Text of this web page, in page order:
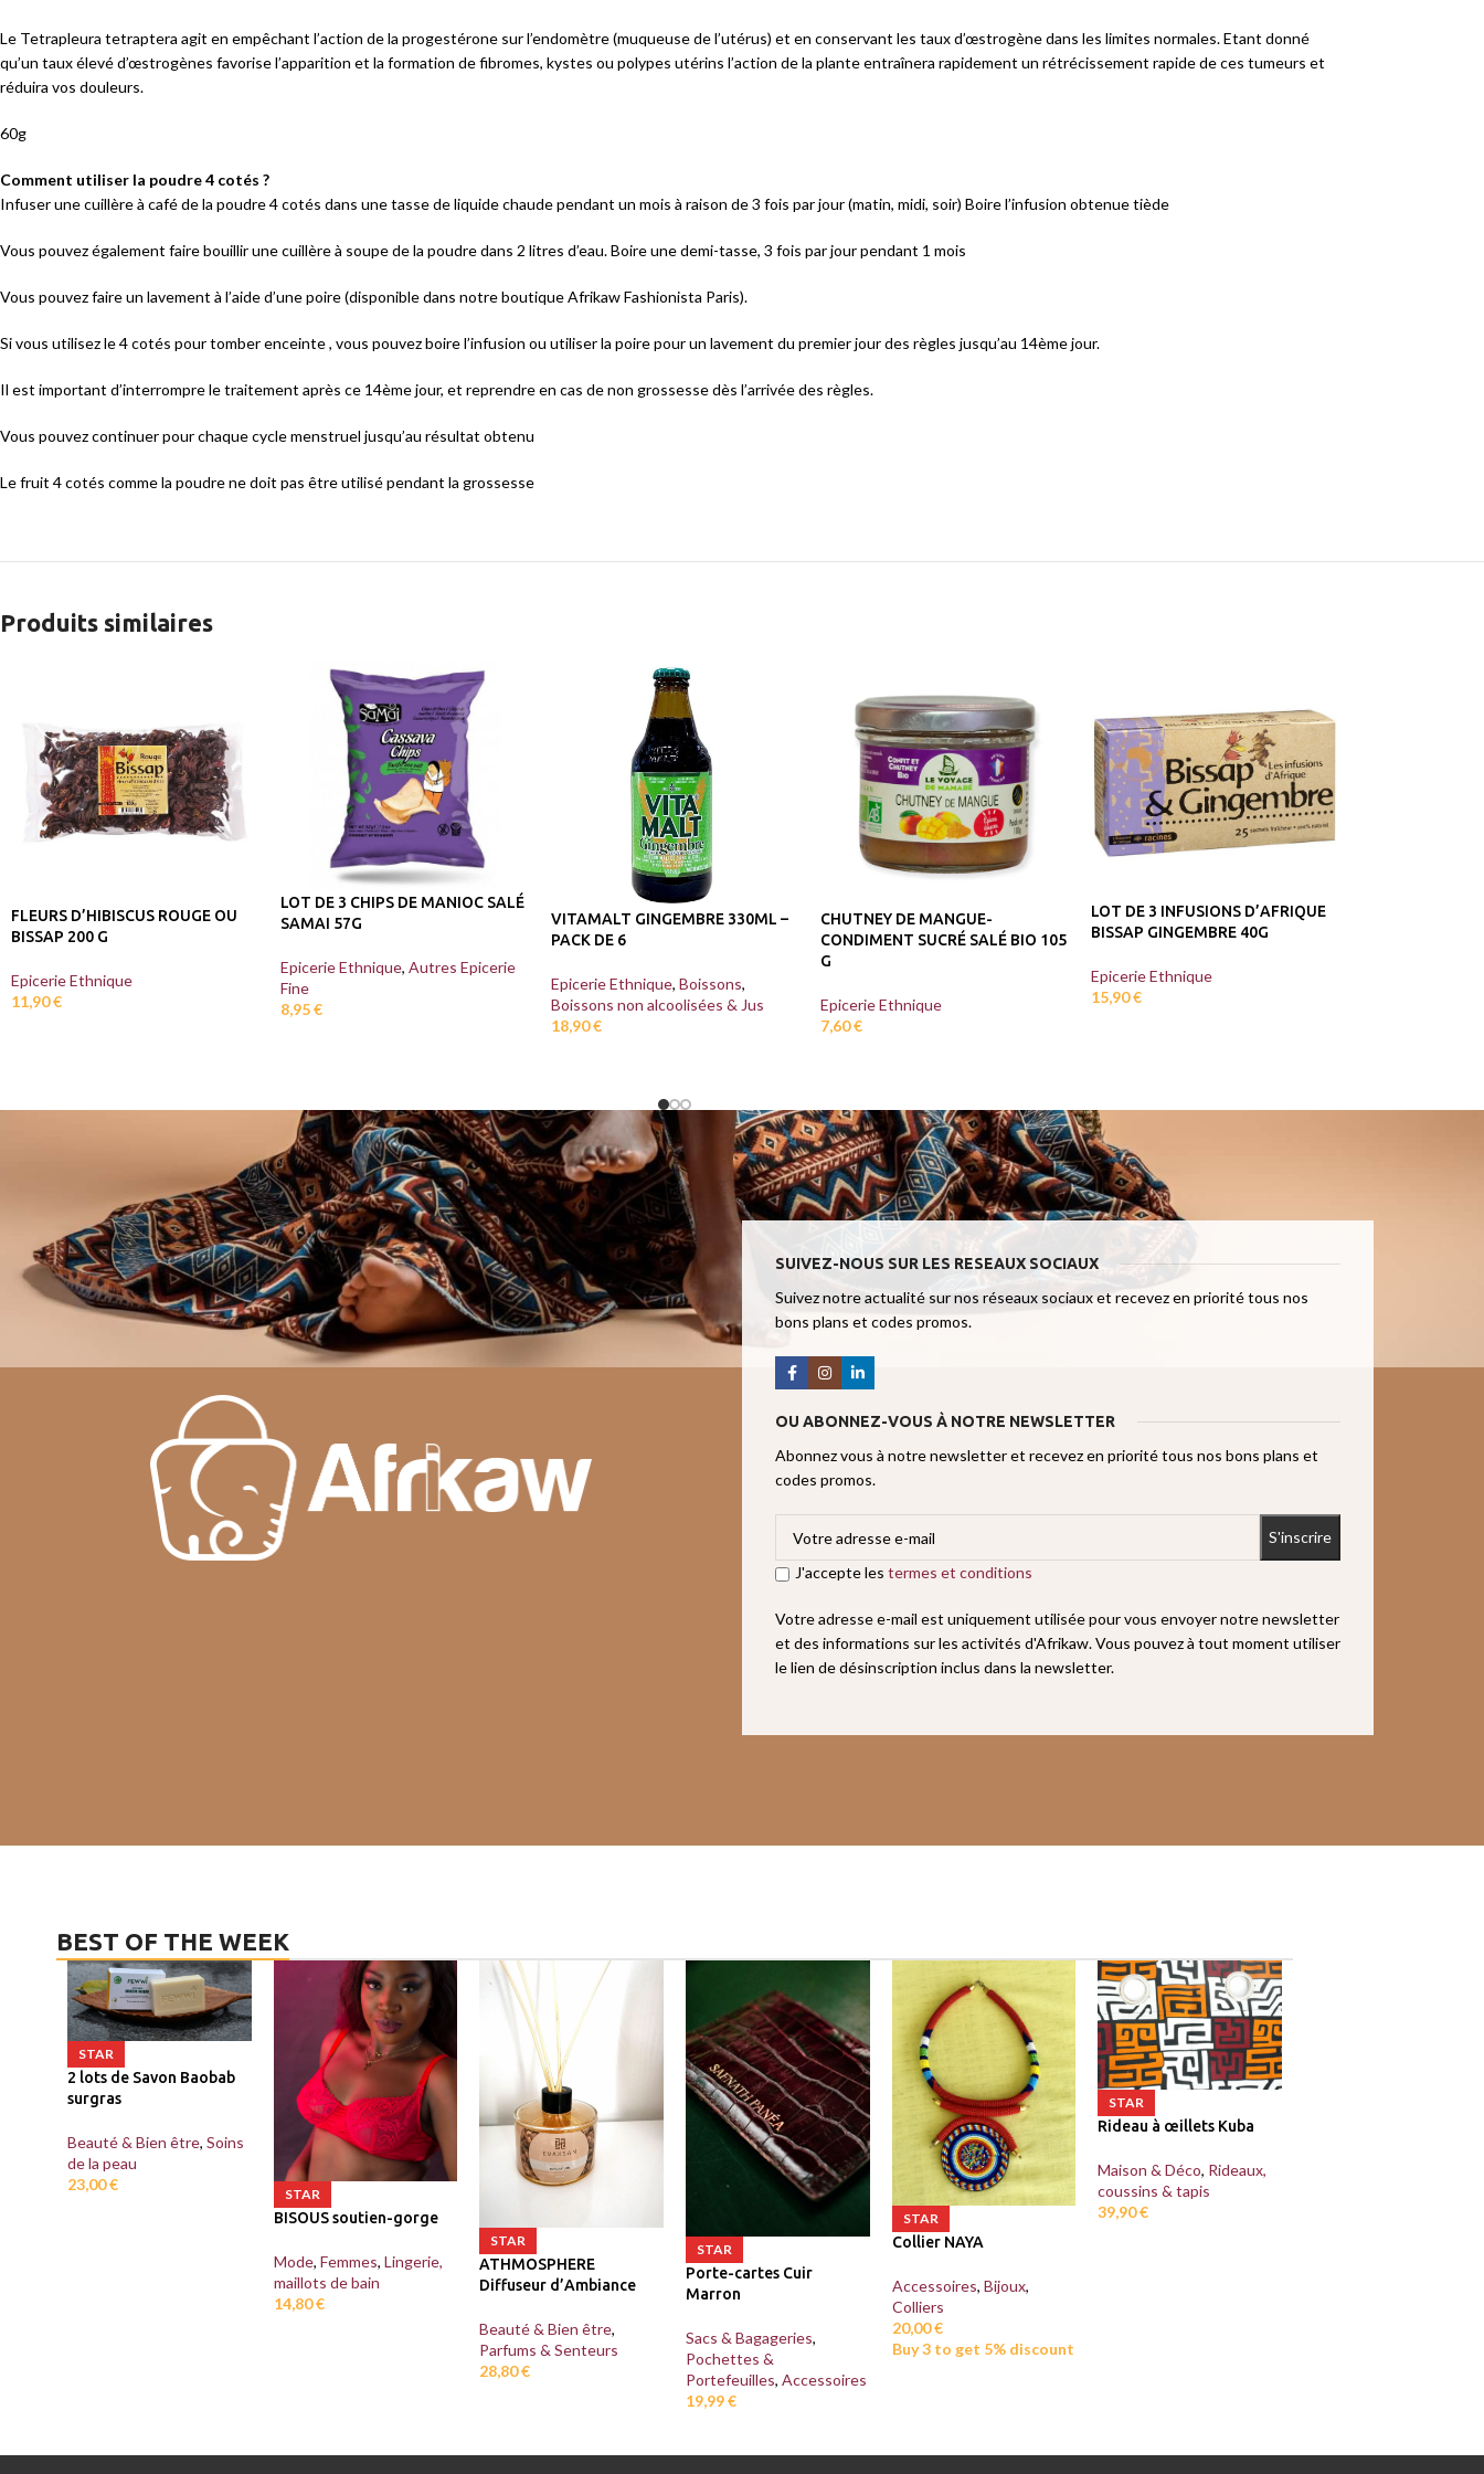
Le Tetrapleura tetraptera agit en empêchant l’action de la progestérone sur l’endomètre (muqueuse de l’utérus) et en conservant les taux d’œstrogène dans les limites normales. Etant donné
qu’un taux élevé d’œstrogènes favorise l’apparition et la formation de fibromes, kystes ou polypes utérins l’action de la plante entraînera rapidement un rétrécissement rapide de ces tumeurs et
réduira vos douleurs.
60g
Comment utiliser la poudre 4 cotés ?
Infuser une cuillère à café de la poudre 4 cotés dans une tasse de liquide chaude pendant un mois à raison de 3 fois par jour (matin, midi, soir) Boire l’infusion obtenue tiède
Vous pouvez également faire bouillir une cuillère à soupe de la poudre dans 2 litres d’eau. Boire une demi-tasse, 3 fois par jour pendant 1 mois
Vous pouvez faire un lavement à l’aide d’une poire (disponible dans notre boutique Afrikaw Fashionista Paris).
Si vous utilisez le 4 cotés pour tomber enceinte , vous pouvez boire l’infusion ou utiliser la poire pour un lavement du premier jour des règles jusqu’au 14ème jour.
Il est important d’interrompre le traitement après ce 14ème jour, et reprendre en cas de non grossesse dès l’arrivée des règles.
Vous pouvez continuer pour chaque cycle menstruel jusqu’au résultat obtenu
Le fruit 4 cotés comme la poudre ne doit pas être utilisé pendant la grossesse
Produits similaires
FLEURS D’HIBISCUS ROUGE OU
BISSAP 200 G
Epicerie Ethnique
11,90€
LOT DE 3 CHIPS DE MANIOC SALÉ
SAMAI 57G
Epicerie Ethnique, Autres Epicerie
Fine
8,95€
VITAMALT GINGEMBRE 330ML –
PACK DE 6
Epicerie Ethnique, Boissons,
Boissons non alcoolisées & Jus
18,90€
CHUTNEY DE MANGUE-
CONDIMENT SUCRÉ SALÉ BIO 105
G
Epicerie Ethnique
7,60€
LOT DE 3 INFUSIONS D’AFRIQUE
BISSAP GINGEMBRE 40G
Epicerie Ethnique
15,90€
SUIVEZ-NOUS SUR LES RESEAUX SOCIAUX
Suivez notre actualité sur nos réseaux sociaux et recevez en priorité tous nos
bons plans et codes promos.
OU ABONNEZ-VOUS À NOTRE NEWSLETTER
Abonnez vous à notre newsletter et recevez en priorité tous nos bons plans et
codes promos.
J'accepte les termes et conditions
Votre adresse e-mail est uniquement utilisée pour vous envoyer notre newsletter
et des informations sur les activités d'Afrikaw. Vous pouvez à tout moment utiliser
le lien de désinscription inclus dans la newsletter.
BEST OF THE WEEK
STAR
2 lots de Savon Baobab
surgras
Beauté & Bien être, Soins
de la peau
23,00€
STAR
BISOUS soutien-gorge
Mode, Femmes, Lingerie,
maillots de bain
14,80€
STAR
ATHMOSPHERE
Diffuseur d’Ambiance
Beauté & Bien être,
Parfums & Senteurs
28,80€
STAR
Porte-cartes Cuir
Marron
Sacs & Bagageries,
Pochettes &
Portefeuilles, Accessoires
19,99€
STAR
Collier NAYA
Accessoires, Bijoux,
Colliers
20,00€
Buy 3 to get 5% discount
STAR
Rideau à œillets Kuba
Maison & Déco, Rideaux,
coussins & tapis
39,90€